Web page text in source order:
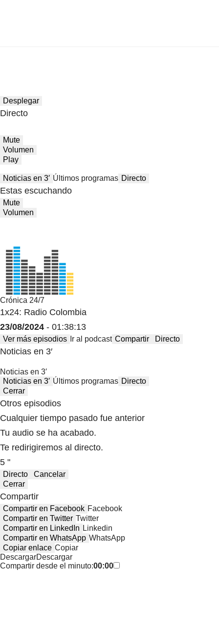
Desplegar
Directo
Mute
Volumen
Play
Noticias en 3′ Últimos programas Directo
Estas escuchando
Mute
Volumen
Crónica 24/7
1x24: Radio Colombia
23/08/2024 - 01:38:13
Ver más episodios Ir al podcast Compartir Directo
Noticias en 3′
Noticias en 3′
Noticias en 3′ Últimos programas Directo
Cerrar
Otros episodios
Cualquier tiempo pasado fue anterior
Tu audio se ha acabado.
Te redirigiremos al directo.
5 "
Directo
Cancelar
Cerrar
Compartir
Compartir en Facebook Facebook
Compartir en Twitter Twitter
Compartir en LinkedIn Linkedin
Compartir en WhatsApp WhatsApp
Copiar enlace Copiar
DescargarDescargar
Compartir desde el minuto:00:00